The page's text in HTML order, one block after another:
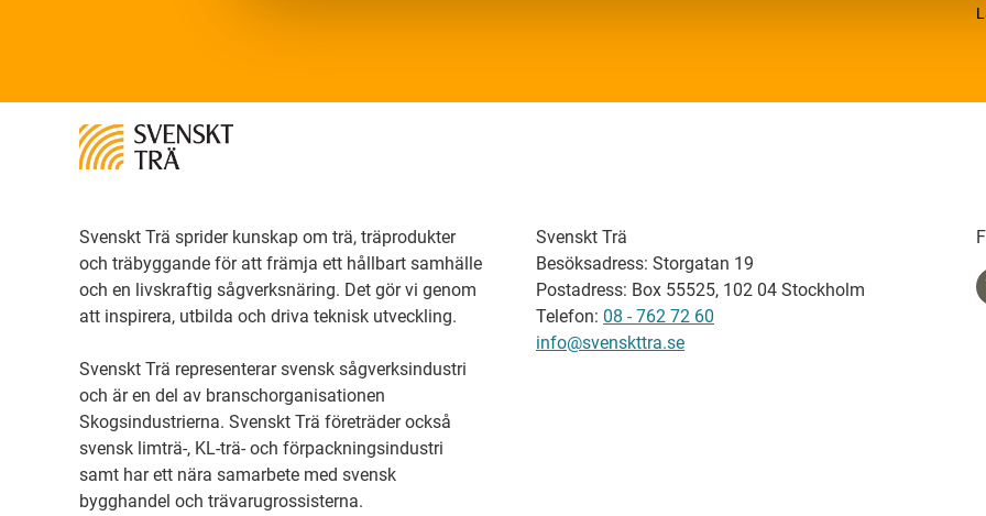
Svenskt Trä sprider kunskap om trä, träprodukter
och träbyggande för att främja ett hållbart samhälle
och en livskraftig sågverksnäring. Det gör vi genom
att inspirera, utbilda och driva teknisk utveckling.
Svenskt Trä representerar svensk sågverksindustri
och är en del av branschorganisationen
Skogsindustrierna. Svenskt Trä företräder också
svensk limträ-, KL-trä- och förpackningsindustri
samt har ett nära samarbete med svensk
bygghandel och trävarugrossisterna.
Svenskt Trä
Besöksadress: Storgatan 19
Postadress: Box 55525, 102 04 Stockholm
Telefon: 08 - 762 72 60
info@svenskttra.se